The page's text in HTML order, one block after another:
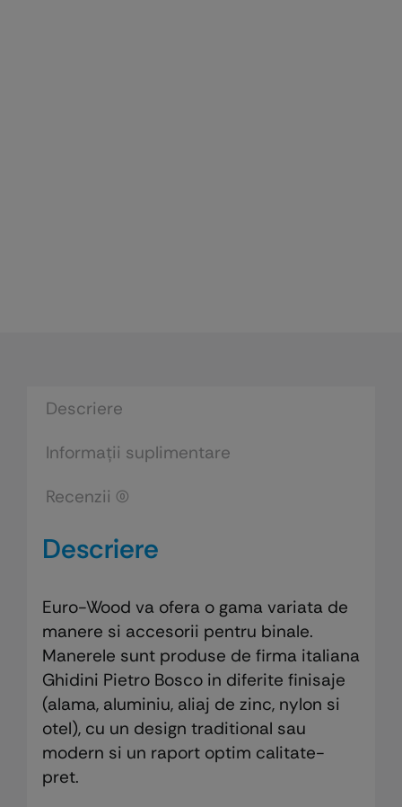
Descriere
Informații suplimentare
Recenzii (0)
Descriere
Euro-Wood va ofera o gama variata de
manere si accesorii pentru binale.
Manerele sunt produse de firma italiana
Ghidini Pietro Bosco in diferite finisaje
(alama, aluminiu, aliaj de zinc, nylon si
otel), cu un design traditional sau
modern si un raport optim calitate-
pret.